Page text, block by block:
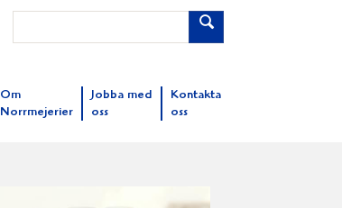
Om
Norrmejerier
Jobba med
oss
Kontakta
oss